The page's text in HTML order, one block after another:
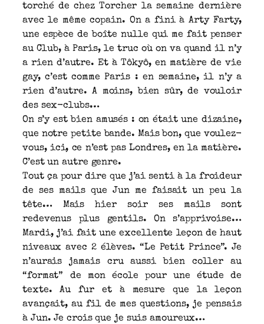
torché de chez Torcher la semaine dernière
avec le même copain. On a fini à Arty Farty,
une espèce de boîte nulle qui me fait penser
au Club, à Paris, le truc où on va quand il n’y
a rien d’autre. Et à Tôkyô, en matière de vie
gay, c’est comme Paris : en semaine, il n’y a
rien d’autre. A moins, bien sûr, de vouloir
des sex-clubs…
On s’y est bien amusés : on était une dizaine,
que notre petite bande. Mais bon, que voulez-
vous, ici, ce n’est pas Londres, en la matière.
C’est un autre genre.
Tout ça pour dire que j’ai senti à la froideur
de ses mails que Jun me faisait un peu la
tête… Mais hier soir ses mails sont
redevenus plus gentils. On s’apprivoise…
Mardi, j’ai fait une excellente leçon de haut
niveaux avec 2 élèves. “Le Petit Prince”. Je
n’aurais jamais cru aussi bien coller au
“format” de mon école pour une étude de
texte. Au fur et à mesure que la leçon
avançait, au fil de mes questions, je pensais
à Jun. Je crois que je suis amoureux…